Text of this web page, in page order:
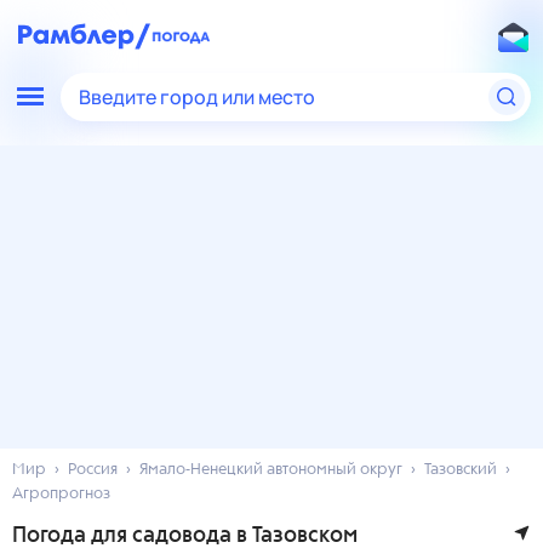
Введите город или место
Мир Россия Ямало-Ненецкий автономный округ
Тазовский
Агропрогноз
Погода для садовода в Тазовском